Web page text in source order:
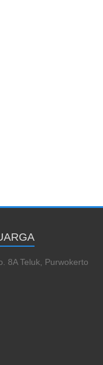
8A Teluk, Purwokerto